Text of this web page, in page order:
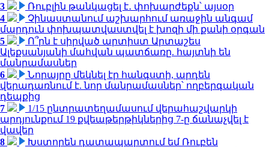
3
Ռուբլին թանկացել է․ փոխարժեքն՝ այսօր
4
Չինաստանում աշխարհում առաջին անգամ
մարդուն փոխպատվաստվել է խոզի մի քանի օրգան
5
Ո՞րն է սիրված արտիստ Արտաշես
Ալեքսանյանի մահվան պատճառը. հայտնի են
մանրամասներ
6
Նորայրը մեկնել էր հանգստի, արդեն
վերադառնում է. նոր մանրամասներ՝ ողբերգական
դեպքից
7
1/15 ընտրատեղամասում վերահաշվարկի
արդյունքում 19 քվեաթերթիկներից 7-ը ճանաչվել է
վավեր
8
Խստորեն դատապարտում եմ Ռուբեն